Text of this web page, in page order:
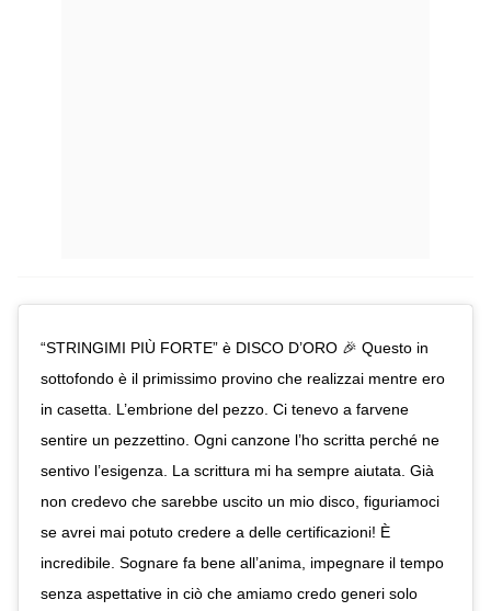
“STRINGIMI PIÙ FORTE” è DISCO D’ORO 🎉 Questo in
sottofondo è il primissimo provino che realizzai mentre ero
in casetta. L’embrione del pezzo. Ci tenevo a farvene
sentire un pezzettino. Ogni canzone l’ho scritta perché ne
sentivo l’esigenza. La scrittura mi ha sempre aiutata. Già
non credevo che sarebbe uscito un mio disco, figuriamoci
se avrei mai potuto credere a delle certificazioni! È
incredibile. Sognare fa bene all’anima, impegnare il tempo
senza aspettative in ciò che amiamo credo generi solo